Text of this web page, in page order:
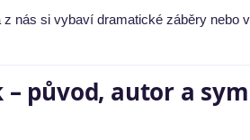
nás si vybaví dramatické záběry nebo
– původ, autor a